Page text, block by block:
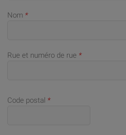
Nom *
Rue et numéro de rue *
Code postal *